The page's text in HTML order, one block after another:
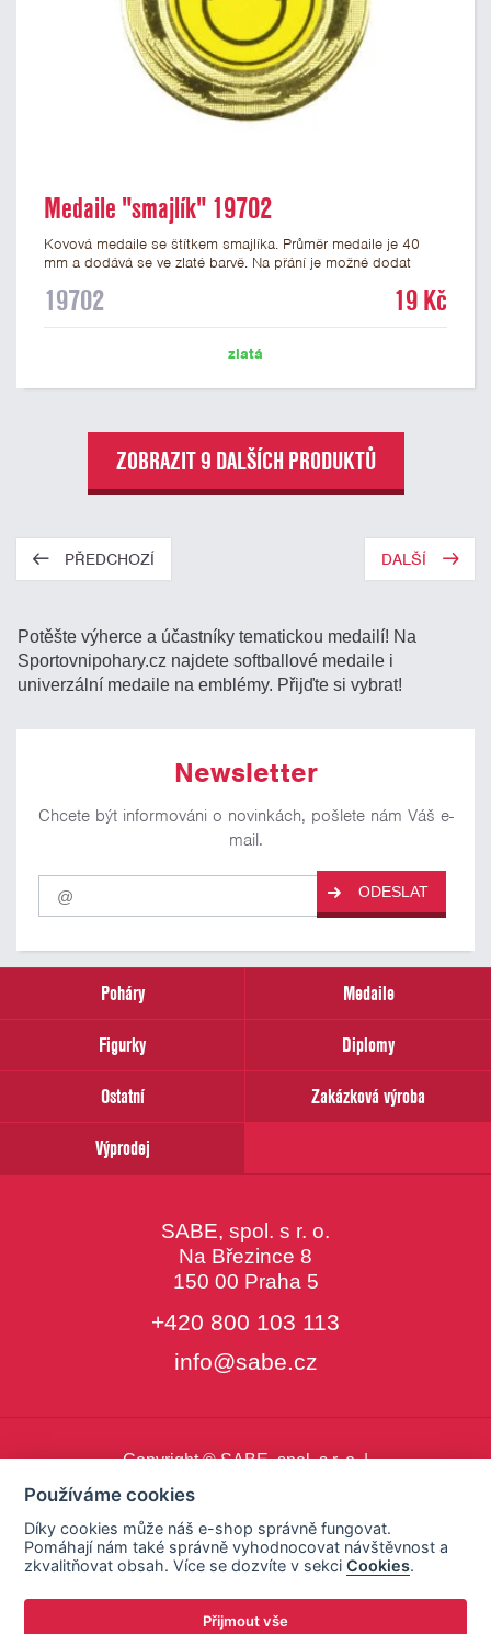
Medaile "smajlík" 19702
Kovová medaile se štítkem smajlíka. Průměr medaile je 40
mm a dodává se ve zlaté barvě. Na přání je možné dodat
nalepit štítek s potiskem nebo gravírováním vlastního textu
19702 19 Kč
zlatá
ZOBRAZIT 9 DALŠÍCH PRODUKTŮ
PŘEDCHOZÍ DALŠÍ
Potěšte výherce a účastníky tematickou medailí! Na
Sportovnipohary.cz najdete softballové medaile i
univerzální medaile na emblémy. Přijďte si vybrat!
Newsletter
Chcete být informováni o novinkách, pošlete nám Váš e-
mail.
Pro
odběr
našich
email
ODESLAT
Poháry
Medaile
Figurky
Diplomy
Ostatní
Zakázková výroba
Výprodej
SABE, spol. s r. o.
Na Březince 8
150 00 Praha 5
+420 800 103 113
info@sabe.cz
Copyright © SABE, spol. s r. o. |
Používáme cookies
Díky cookies může náš e-shop správně fungovat.
Pomáhají nám také správně vyhodnocovat návštěvnost a
zkvalitňovat obsah. Více se dozvíte v sekciCookies.
Přijmout vše